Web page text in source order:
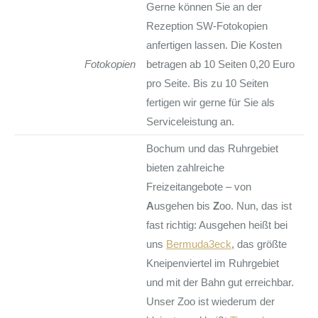
Fotokopien
Gerne können Sie an der
Rezeption SW-Fotokopien
anfertigen lassen. Die Kosten
betragen ab 10 Seiten 0,20 Euro
pro Seite. Bis zu 10 Seiten
fertigen wir gerne für Sie als
Serviceleistung an.
Bochum und das Ruhrgebiet
bieten zahlreiche
Freizeitangebote – von
Ausgehen bis Zoo. Nun, das ist
fast richtig: Ausgehen heißt bei
uns Bermuda3eck, das größte
Kneipenviertel im Ruhrgebiet
und mit der Bahn gut erreichbar.
Unser Zoo ist wiederum der